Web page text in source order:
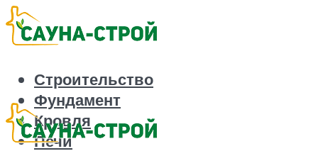
Строительство
Фундамент
Кровля
Печи